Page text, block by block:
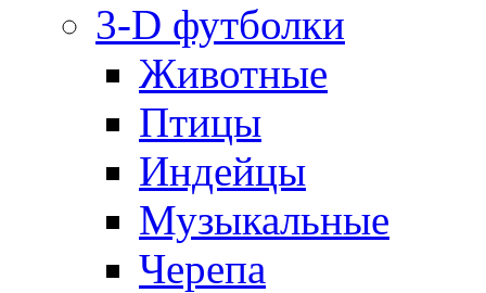
3-D футболки
Животные
Птицы
Индейцы
Музыкальные
Черепа